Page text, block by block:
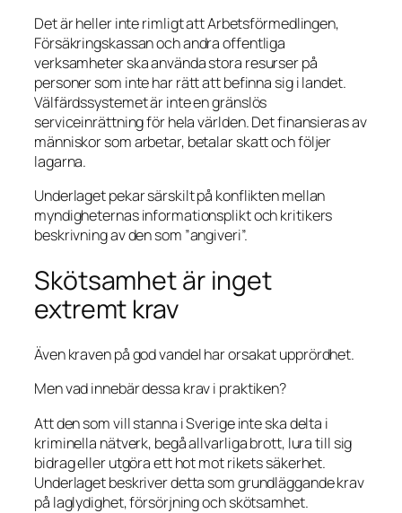
Det är heller inte rimligt att Arbetsförmedlingen,
Försäkringskassan och andra offentliga
verksamheter ska använda stora resurser på
personer som inte har rätt att befinna sig i landet.
Välfärdssystemet är inte en gränslös
serviceinrättning för hela världen. Det finansieras av
människor som arbetar, betalar skatt och följer
lagarna.
Underlaget pekar särskilt på konflikten mellan
myndigheternas informationsplikt och kritikers
beskrivning av den som ”angiveri”.
Skötsamhet är inget
extremt krav
Även kraven på god vandel har orsakat upprördhet.
Men vad innebär dessa krav i praktiken?
Att den som vill stanna i Sverige inte ska delta i
kriminella nätverk, begå allvarliga brott, lura till sig
bidrag eller utgöra ett hot mot rikets säkerhet.
Underlaget beskriver detta som grundläggande krav
på laglydighet, försörjning och skötsamhet.